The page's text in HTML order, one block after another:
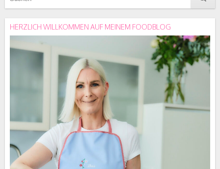
HERZLICH WILLKOMMEN AUF MEINEM FOODBLOG